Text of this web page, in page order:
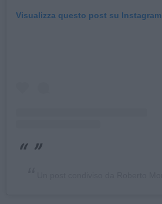
Visualizza questo post su Instagram